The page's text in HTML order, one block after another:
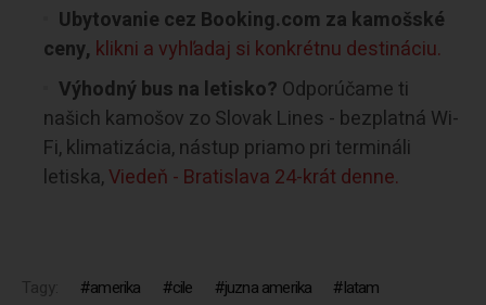
Ubytovanie cez Booking.com za kamošské
ceny, klikni a vyhľadaj si konkrétnu destináciu.
Výhodný bus na letisko? Odporúčame ti
našich kamošov zo Slovak Lines - bezplatná Wi-
Fi, klimatizácia, nástup priamo pri termináli
letiska,Viedeň - Bratislava 24-krát denne.
Tagy: amerika cile juzna amerika
latam